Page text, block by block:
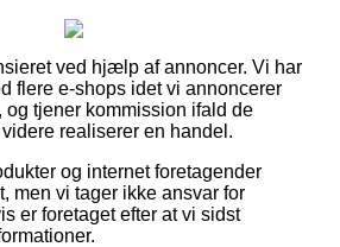
ved hjælp af annoncer. Vi har
flere e-shops idet vi annoncerer
og tjener kommission ifald de
realiserer en handel.
og internet foretagender
men vi tager ikke ansvar for
er foretaget efter at vi sidst